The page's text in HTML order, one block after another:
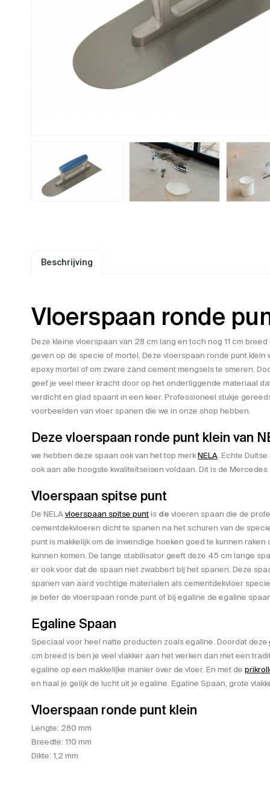
Beschrijving
Vloerspaan ronde
Deze kleine vloerspaan van 28 cm lang en toch nog 11 cm
geven op de specie of mortel. Deze vloerspaan ronde punt
epoxy mortel of om zware zand cement mengsels te smeren.
geef je veel meer kracht door op het onderliggende materiaal
verdicht en glad spaant in een keer. Professioneel stukje
voorbeelden van vloer spanen die we in onze shop hebben.
Deze vloerspaan ronde punt klein van
we hebben deze spaan ook van het top merkNELA. Echte
ook aan alle hoogste kwaliteitseisen voldaan. Dit is de
Vloerspaan spitse punt
De NELAvloerspaan spitse puntis de vloeren spaan die de
cementdekvloeren dicht te spanen na het schuren van de
punt is makkelijk om de inwendige hoeken goed te kunnen
kunnen komen. De lange stabilisator geeft deze 45 cm lange
er ook voor dat de spaan niet zwabbert bij het spanen. Deze
spanen van aard vochtige materialen als cementdekvloer
je beter de vloerspaan ronde punt of bij egaline de egaline
Egaline Spaan
Speciaal voor heel natte producten zoals egaline. Doordat deze
cm breed is ben je veel vlakker aan het werken dan met een
egaline op een makkelijke manier over de vloer. En met de
en haal je gelijk de lucht uit je egaline. Egaline Spaan, grote
Vloerspaan ronde punt klein
Lengte: 280 mm
Breedte: 110 mm
Dikte: 1,2 mm